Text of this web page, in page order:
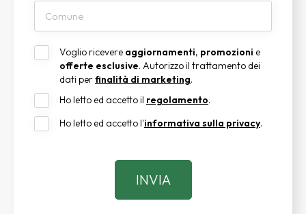
Voglio ricevere aggiornamenti, promozioni e
offerte esclusive. Autorizzo il trattamento dei
dati perfinalità di marketing.
Ho letto ed accetto il regolamento.
Ho letto ed accetto l'informativa sulla privacy.